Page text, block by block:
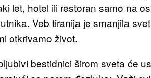
let, hotel ili restoran samo na
Veb tiranija je smanjila
otkrivamo život.
bestidnici širom sveta će